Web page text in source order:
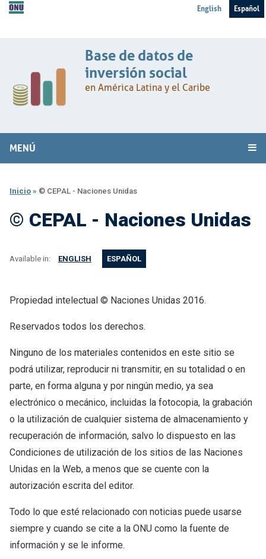
English Español
Base de datos de
inversión social
en América Latina y el Caribe
MENÚ
Inicio » © CEPAL - Naciones Unidas
© CEPAL - Naciones Unidas
Available in: ENGLISH ESPAÑOL
Propiedad intelectual © Naciones Unidas 2016.
Reservados todos los derechos.
Ninguno de los materiales contenidos en este sitio se
podrá utilizar, reproducir ni transmitir, en su totalidad o en
parte, en forma alguna y por ningún medio, ya sea
electrónico o mecánico, incluidas la fotocopia, la grabación
o la utilización de cualquier sistema de almacenamiento y
recuperación de información, salvo lo dispuesto en las
Condiciones de utilización de los sitios de las Naciones
Unidas en la Web, a menos que se cuente con la
autorización escrita del editor.
Todo lo que esté relacionado con noticias puede usarse
siempre y cuando se cite a la ONU como la fuente de
información y se le informe.